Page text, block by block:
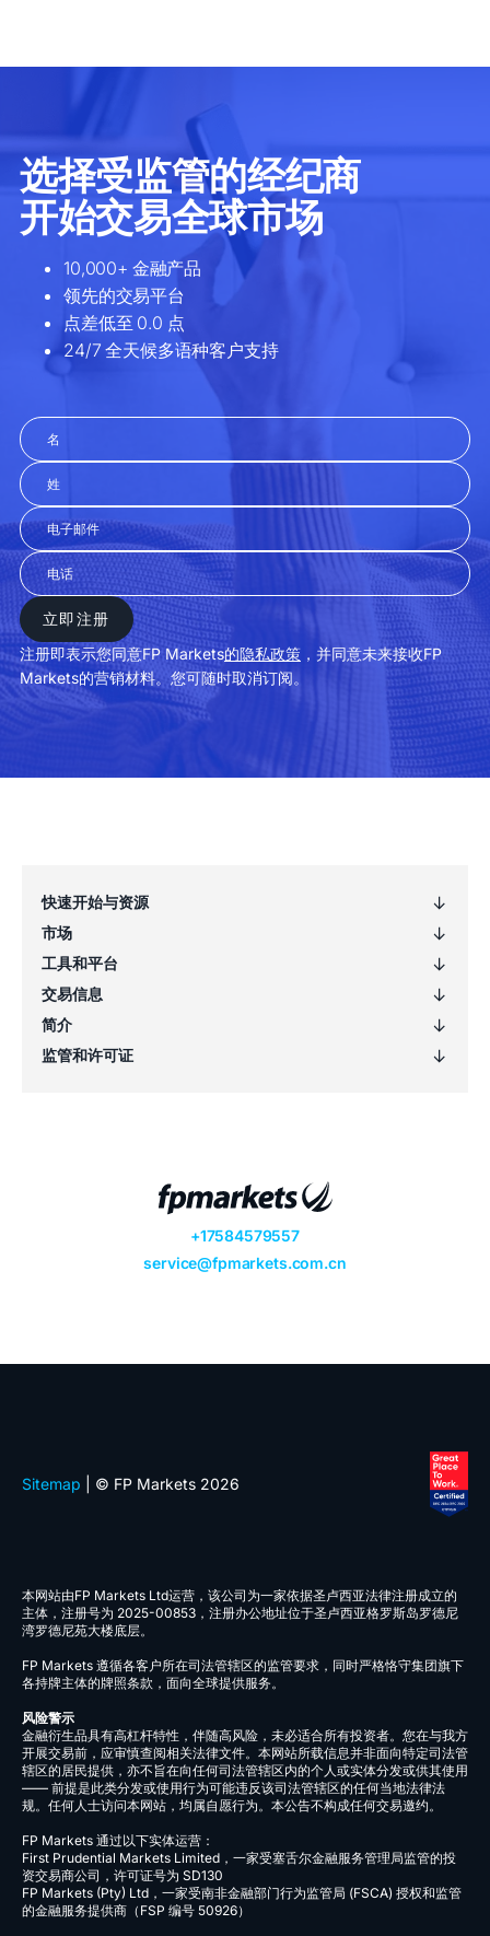
1128.xhkg
1177.xhkg
1186.xhkg
1193.xhkg
12.xhkg
1211.xhkg
1288.xhkg
1299.xhkg
1339.xhkg
16.xhkg
1658.xhkg
17.xhkg
1876.xhkg
19.xhkg
1928.xhkg
1972.xhkg
1997.xhkg
1COV.ETR
2.xhkg